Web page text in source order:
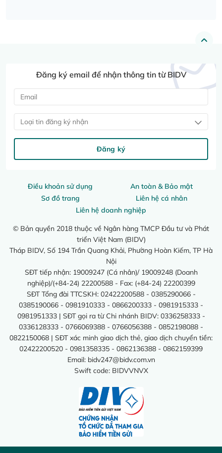
Điều khoản sử dụng
An toàn & Bảo mật
Sơ đồ trang
Liên hệ cá nhân
Liên hệ doanh nghiệp
© Bản quyền 2018 thuộc về Ngân hàng TMCP Đầu tư và Phát
triển Việt Nam (BIDV)
Tháp BIDV, Số 194 Trần Quang Khải, Phường Hoàn Kiếm, TP Hà
Nội
SĐT tiếp nhận: 19009247 (Cá nhân)/ 19009248 (Doanh
nghiệp)/(+84-24) 22200588 - Fax: (+84-24) 22200399
SĐT Tổng đài TTCSKH: 02422200588 - 0385290066 -
0385190066 - 0981910333 - 0866200333 - 0981915333 -
0981951333 | SĐT gọi ra từ Chi nhánh BIDV: 0336258333 -
0336128333 - 0766069388 - 0766056388 - 0852198088 -
0822150068 | SĐT xác minh giao dịch thẻ, giao dịch chuyển tiền:
02422200520 - 0981358335 - 0862136388 - 0862159399
Email: bidv247@bidv.com.vn
Swift code: BIDVVNVX
Đăng ký email để nhận thông tin từ BIDV
Loại tin đăng ký nhận
Đăng ký